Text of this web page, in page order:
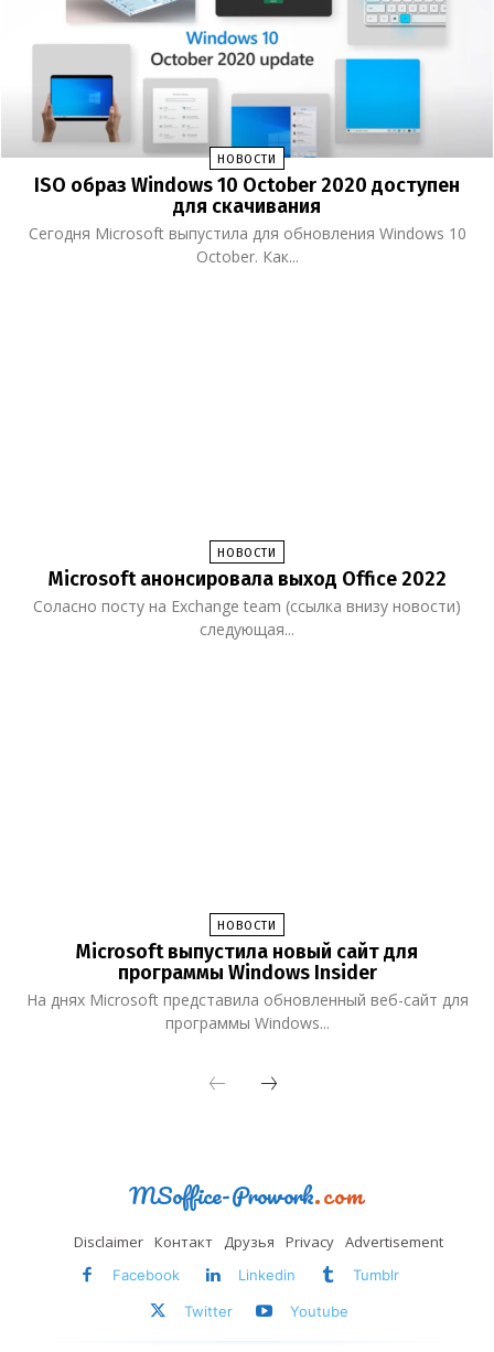
НОВОСТИ
ISO образ Windows 10 October 2020 доступен
для скачивания
Сегодня Microsoft выпустила для обновления Windows 10
October. Как...
НОВОСТИ
Microsoft анонсировала выход Office 2022
Соласно посту на Exchange team (ссылка внизу новости)
следующая...
НОВОСТИ
Microsoft выпустила новый сайт для
программы Windows Insider
На днях Microsoft представила обновленный веб-сайт для
программы Windows...
MSoffice-Prowork.com
Disclaimer Контакт Друзья Privacy Advertisement
Facebook Linkedin Tumblr
Twitter Youtube